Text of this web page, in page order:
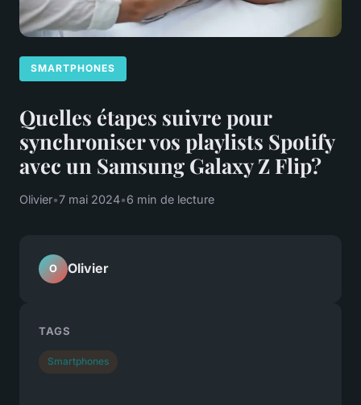
SMARTPHONES
Quelles étapes suivre pour
synchroniser vos playlists Spotify
avec un Samsung Galaxy Z Flip?
Olivier•7 mai 2024•6 min de lecture
O Olivier
TAGS
Smartphones